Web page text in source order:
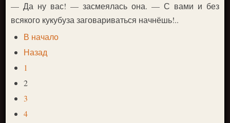
— Да ну вас! — засмеялась она. — С вами и без
всякого кукубуза заговариваться начнёшь!..
В начало
Назад
1
2
3
4